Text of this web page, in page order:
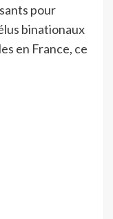
pour
binationaux
en France, ce